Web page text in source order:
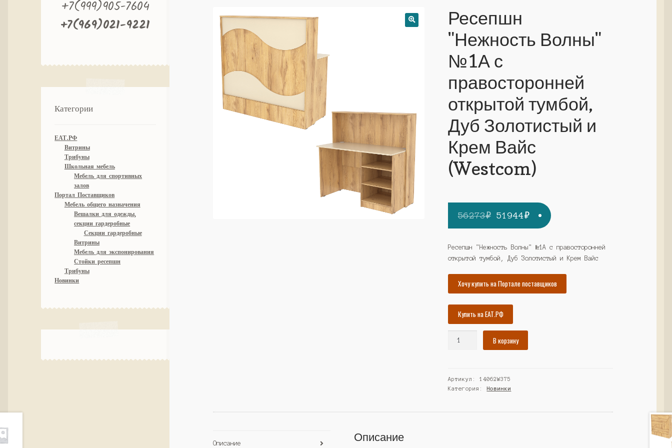
РАСПРОДАЖА!
Ресепшн
"Нежность Волны"
№1А с
правосторонней
открытой тумбой,
Дуб Золотистый и
Крем Вайс
(Westcom)
56273₽ Первоначальная
цена
составляла
56273₽.
51944₽Текущая
цена:
51944₽.
Ресепшн "Нежность Волны" №1А с правосторонней
открытой тумбой, Дуб Золотистый и Крем Вайс
Хочу купить на Портале поставщиков
Купить на ЕАТ.РФ
Волны"
№1А
правосторонней
В корзину
Артикул:14062W375
Категория:Новинки
Описание Описание
+7(999)905-7604
+7(969)021-9221
Категории
ЕАТ.РФ
Витрины
Трибуны
Школьная мебель
Мебель для спортивных
залов
Портал Поставщиков
Мебель общего назначения
Вешалки для одежды,
секции гардеробные
Секции гардеробные
Витрины
Мебель для экспонирования
Стойки ресепшн
Трибуны
Новинки